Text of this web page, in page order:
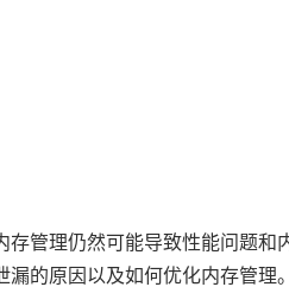
存管理仍然可能导致性能问题和
的原因以及如何优化内存管理。